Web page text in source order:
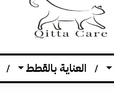
العناية بالقطط